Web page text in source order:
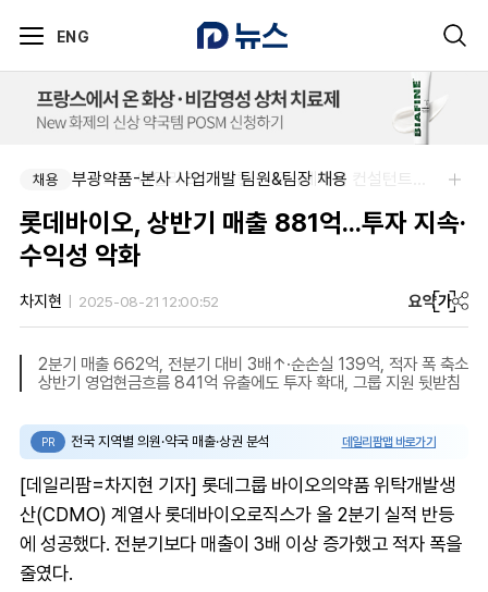
ENG
채용
채용 부광약품-본사 사업개발 팀원&팀장 채용
롯데바이오, 상반기 매출 881억...투자 지속·
수익성 악화
차지현 2025-08-21 12:00:52 요약가
2분기 매출 662억, 전분기 대비 3배↑·순손실 139억, 적자 폭 축소
상반기 영업현금흐름 841억 유출에도 투자 확대, 그룹 지원 뒷받침
PR 전국 지역별 의원·약국 매출·상권 분석 데일리팜맵 바로가기
[데일리팜=차지현 기자] 롯데그룹 바이오의약품 위탁개발생
산(CDMO) 계열사 롯데바이오로직스가 올 2분기 실적 반등
에 성공했다. 전분기보다 매출이 3배 이상 증가했고 적자 폭을
줄였다.